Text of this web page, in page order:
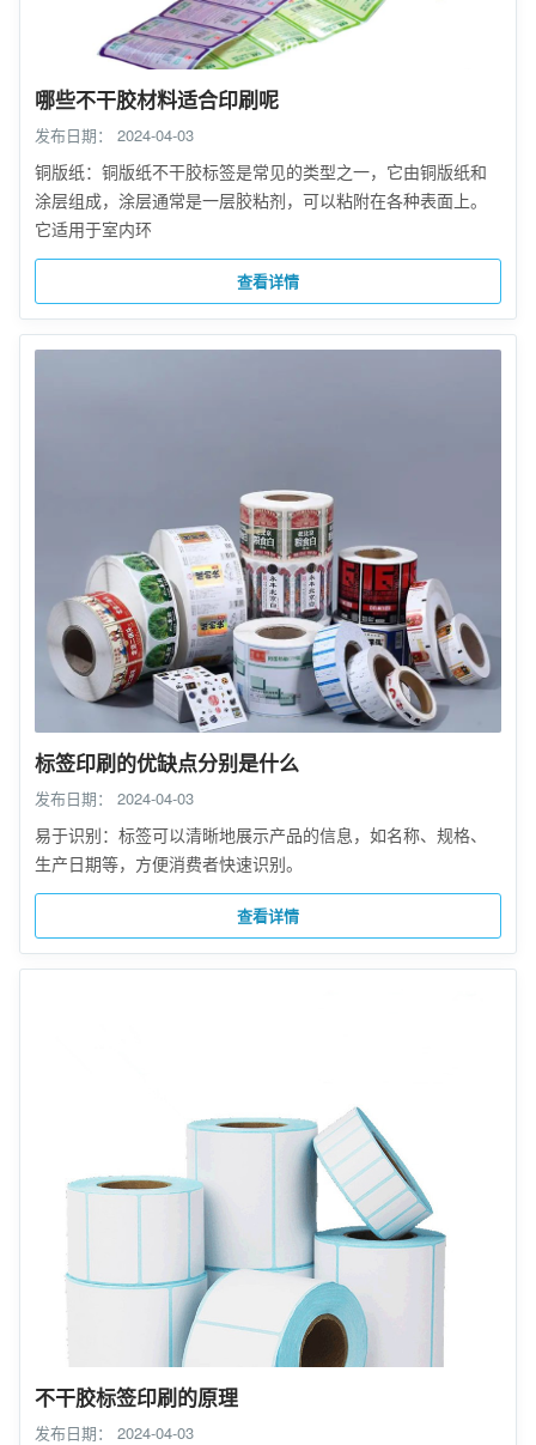
哪些不干胶材料适合印刷呢
发布日期： 2024-04-03
铜版纸：铜版纸不干胶标签是常见的类型之一，它由铜版纸和
涂层组成，涂层通常是一层胶粘剂，可以粘附在各种表面上。
它适用于室内环
查看详情
标签印刷的优缺点分别是什么
发布日期： 2024-04-03
易于识别：标签可以清晰地展示产品的信息，如名称、规格、
生产日期等，方便消费者快速识别。
查看详情
不干胶标签印刷的原理
发布日期： 2024-04-03